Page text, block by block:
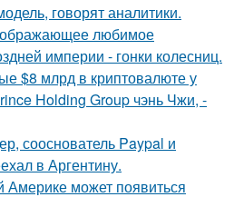
говорят аналитики.
любимое
империи - гонки колесниц.
$8 млрд в криптовалюте у
Holding Group чэнь Чжи, -
сооснователь Paypal и
в Аргентину.
Америке может появиться